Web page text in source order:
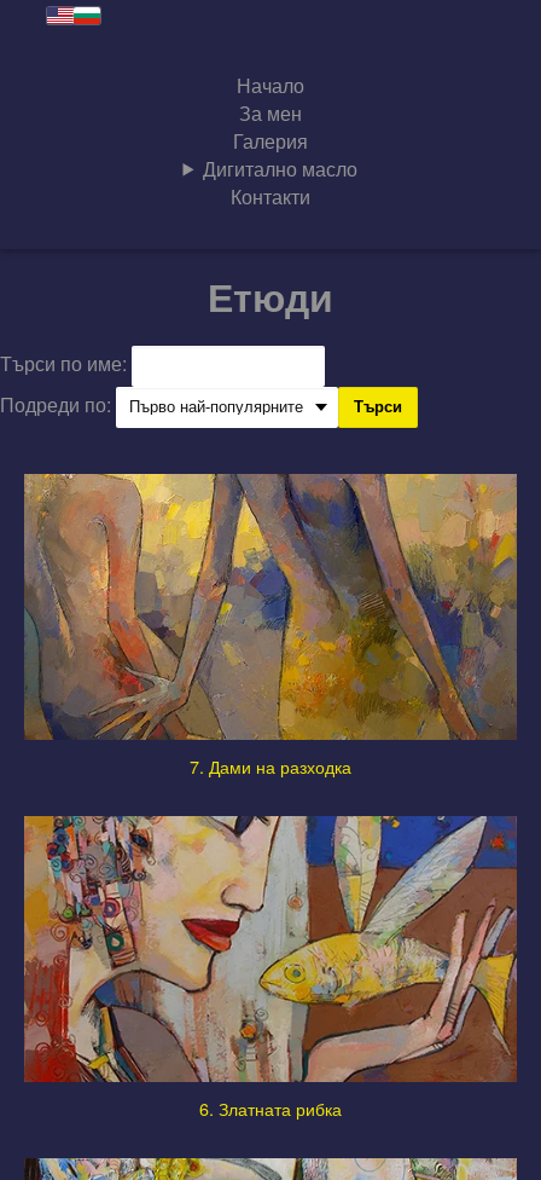
Начало
За мен
Галерия
Дигитално масло
Контакти
Етюди
Търси по име:
Подреди по:
Търси
7. Дами на разходка
6. Златната рибка